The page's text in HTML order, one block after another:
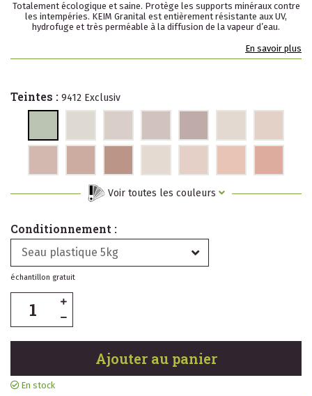
Totalement écologique et saine. Protège les supports minéraux contre
les intempéries. KEIM Granital est entièrement résistante aux UV,
hydrofuge et très perméable à la diffusion de la vapeur d’eau.
En savoir plus
Teintes : 9412 Exclusiv
Voir toutes les couleurs
Conditionnement :
Seau plastique 5kg
échantillon gratuit
Ajouter au panier
En stock